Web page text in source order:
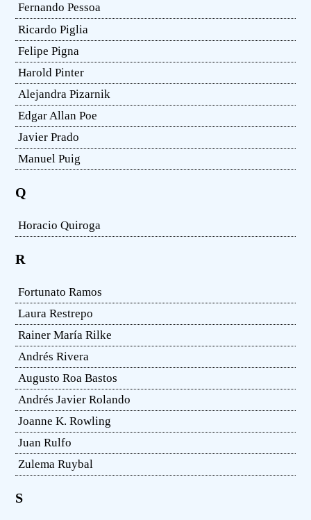
Fernando Pessoa
Ricardo Piglia
Felipe Pigna
Harold Pinter
Alejandra Pizarnik
Edgar Allan Poe
Javier Prado
Manuel Puig
Q
Horacio Quiroga
R
Fortunato Ramos
Laura Restrepo
Rainer María Rilke
Andrés Rivera
Augusto Roa Bastos
Andrés Javier Rolando
Joanne K. Rowling
Juan Rulfo
Zulema Ruybal
S